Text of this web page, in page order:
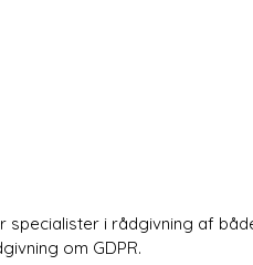
i rådgivning af
om GDPR.